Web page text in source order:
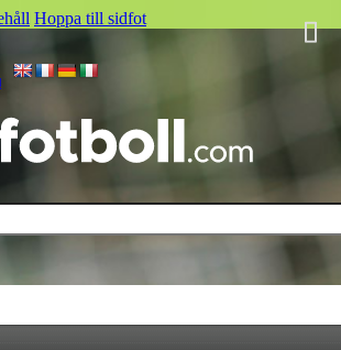
Hoppa till sidfot